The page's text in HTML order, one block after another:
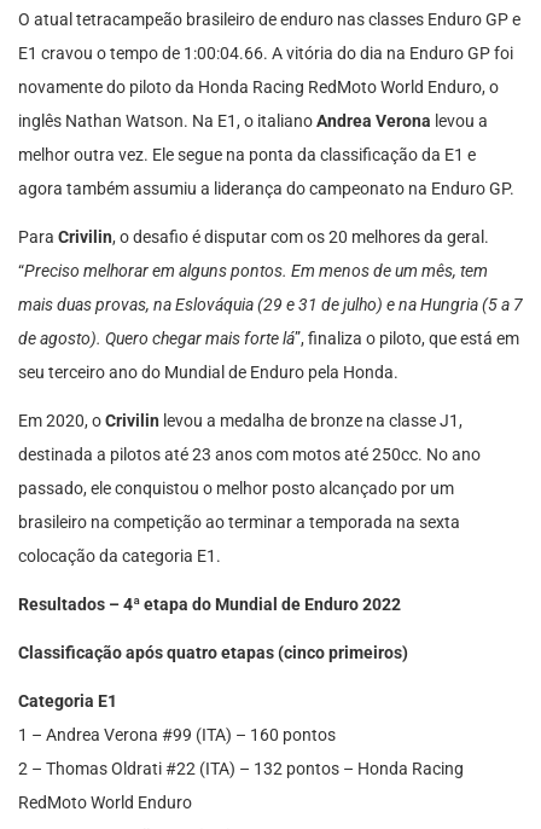
O atual tetracampeão brasileiro de enduro nas classes Enduro GP e
E1 cravou o tempo de 1:00:04.66. A vitória do dia na Enduro GP foi
novamente do piloto da Honda Racing RedMoto World Enduro, o
inglês Nathan Watson. Na E1, o italianoAndrea Verona levou a
melhor outra vez. Ele segue na ponta da classificação da E1 e
agora também assumiu a liderança do campeonato na Enduro GP.
Para Crivilin, o desafio é disputar com os 20 melhores da geral.
“Preciso melhorar em alguns pontos. Em menos de um mês, tem
mais duas provas, na Eslováquia (29 e 31 de julho) e na Hungria (5 a 7
de agosto). Quero chegar mais forte lá”, finaliza o piloto, que está em
seu terceiro ano do Mundial de Enduro pela Honda.
Em 2020, oCrivilin levou a medalha de bronze na classe J1,
destinada a pilotos até 23 anos com motos até 250cc. No ano
passado, ele conquistou o melhor posto alcançado por um
brasileiro na competição ao terminar a temporada na sexta
colocação da categoria E1.
Resultados – 4ª etapa do Mundial de Enduro 2022
Classificação após quatro etapas (cinco primeiros)
Categoria E1
1 – Andrea Verona #99 (ITA) – 160 pontos
2 – Thomas Oldrati #22 (ITA) – 132 pontos – Honda Racing
RedMoto World Enduro